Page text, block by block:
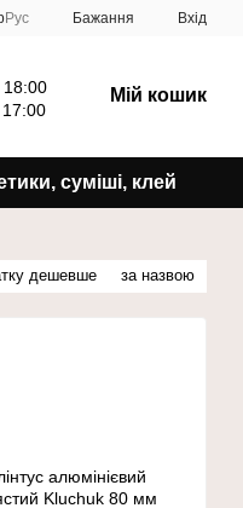
Рус Бажання Вхід
18:00
Мій кошик
суміші, клей
дешевше за назвою